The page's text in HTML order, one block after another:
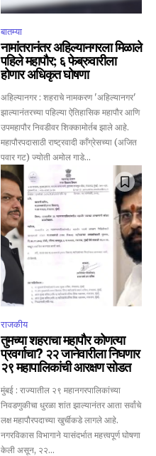
बातम्या
नामांतरानंतर अहिल्यानगरला मिळाले
पहिले महापौर; ६ फेब्रुवारीला
होणार अधिकृत घोषणा
अहिल्यानगर : शहराचे नामकरण 'अहिल्यानगर'
झाल्यानंतरच्या पहिल्या ऐतिहासिक महापौर आणि
उपमहापौर निवडीवर शिक्कामोर्तब झाले आहे.
महापौरपदासाठी राष्ट्रवादी काँग्रेसच्या (अजित
पवार गट) ज्योती अमोल गाडे...
राजकीय
तुमच्या शहराचा महापौर कोणत्या
प्रवर्गाचा? २२ जानेवारीला निघणार
२९ महापालिकांची आरक्षण सोडत
मुंबई : राज्यातील २९ महानगरपालिकांच्या
निवडणुकीचा धुरळा शांत झाल्यानंतर आता सर्वांचे
लक्ष महापौरपदाच्या खुर्चीकडे लागले आहे.
नगरविकास विभागाने यासंदर्भात महत्त्वपूर्ण घोषणा
केली असून, २२...